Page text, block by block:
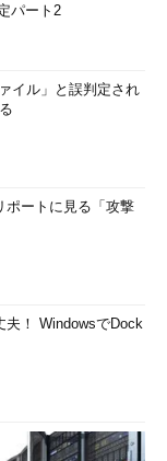
パート2
イル」と誤判定され
ポートに見る「攻撃
夫！ WindowsでDock